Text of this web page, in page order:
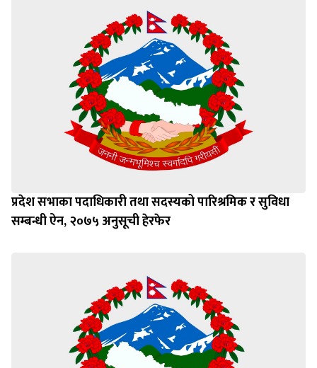
प्रदेश सभाका पदाधिकारी तथा सदस्यको पारिश्रमिक र सुविधा
सम्बन्धी ऐन, २०७५ अनुसूची हेरफेर